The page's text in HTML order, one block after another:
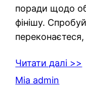
поради щодо
фінішу.
Читати далі >>
Mia admin